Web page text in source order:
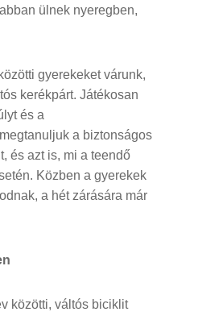
ülnek nyeregben,
gyerekeket várunk,
kerékpárt. Játékosan
és a
a biztonságos
és azt is, mi a teendő
Közben a gyerekek
a hét zárására már
közötti, váltós biciklit